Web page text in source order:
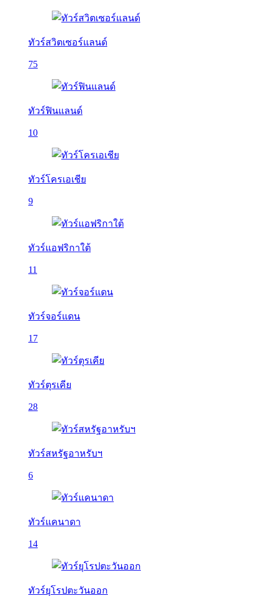
ทัวร์สวิตเซอร์แลนด์
75
ทัวร์ฟินแลนด์
10
ทัวร์โครเอเชีย
9
ทัวร์แอฟริกาใต้
11
ทัวร์จอร์แดน
17
ทัวร์ตุรเคีย
28
ทัวร์สหรัฐอาหรับฯ
6
ทัวร์แคนาดา
14
ทัวร์ยุโรปตะวันออก